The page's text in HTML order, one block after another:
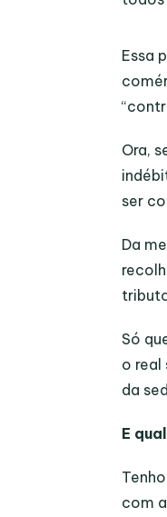
Essa
Ora,
ser
Da
Só
o real
da
E
com